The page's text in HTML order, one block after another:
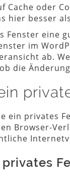
Cache oder
hier besser
Fenster eine
im
ab.
die
ein privates
Browser-